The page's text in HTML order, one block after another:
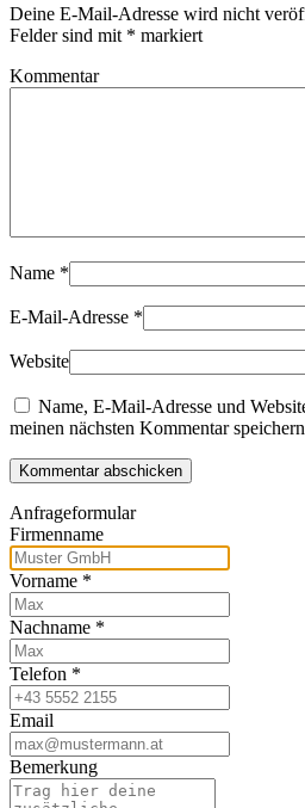
Deine E-Mail-Adresse wird nicht
Felder sind mit * markiert
Kommentar
Name *
E-Mail-Adresse *
Website
Name, E-Mail-Adresse und
meinen nächsten Kommentar
Kommentar abschicken
Anfrageformular
Firmenname
Vorname *
Nachname *
Telefon *
Email
Bemerkung